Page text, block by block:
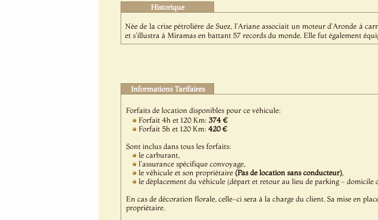
Historique
Née de la crise pétrolière de Suez, l'Ariane associait un moteur d'Aronde à
et s'illustra à Miramas en battant 57 records du monde. Elle fut également
Informations Tarifaires
Forfaits de location disponibles pour ce véhicule:
Forfait 4h et 120 Km: 374 €
Forfait 5h et 120 Km: 420 €
Sont inclus dans tous les forfaits:
le carburant,
l'assurance spécifique convoyage,
le véhicule et son propriétaire (Pas de location sans conducteur),
le déplacement du véhicule (départ et retour au lieu de parking - domicile
En cas de décoration florale, celle-ci sera à la charge du client. Sa mise en
propriétaire.